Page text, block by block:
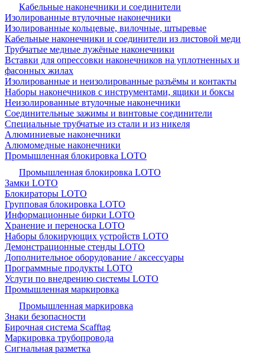
Кабельные наконечники и соединители
Изолированные втулочные наконечники
Изолированные кольцевые, вилочные, штыревые
Кабельные наконечники и соединители из листовой меди
Трубчатые медные лужёные наконечники
Вставки для опрессовки наконечников на уплотненных и
фасонных жилах
Изолированные и неизолированные разъёмы и контакты
Наборы наконечников с инструментами, ящики и боксы
Неизолированные втулочные наконечники
Соединительные зажимы и винтовые соединители
Специальные трубчатые из стали и из никеля
Алюминиевые наконечники
Алюмомедные наконечники
Промышленная блокировка LOTO
Промышленная блокировка LOTO
Замки LOTO
Блокираторы LOTO
Групповая блокировка LOTO
Информационные бирки LOTO
Хранение и переноска LOTO
Наборы блокирующих устройств LOTO
Демонстрационные стенды LOTO
Дополнительное оборудование / аксессуары
Программные продукты LOTO
Услуги по внедрению системы LOTO
Промышленная маркировка
Промышленная маркировка
Знаки безопасности
Бирочная система Scafftag
Маркировка трубопровода
Сигнальная разметка